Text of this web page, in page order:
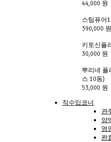
44,000 원
스팀퓨어
390,000 원
키토신플
30,000 원
뿌리네 플
스 10동)
53,000 원
직수입코너
관
양
영
완